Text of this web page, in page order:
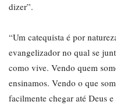
dizer”.
“Um catequista é por
evangelizador no qual se
como vive. Vendo quem
ensinamos. Vendo o que
facilmente chegar até Deus